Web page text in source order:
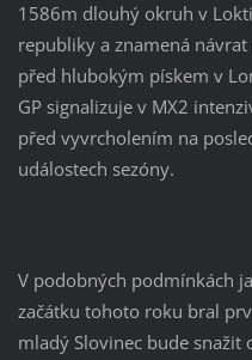
1586m dlouhý okruh v
republiky a znamená
před hlubokým pískem v
GP signalizuje v MX2
před vyvrcholením na
událostech sezóny.
V podobných podmínkách
začátku tohoto roku bral
mladý Slovinec bude snažit